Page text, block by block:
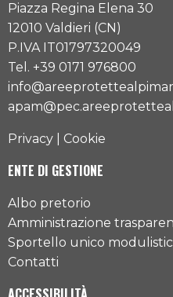
Piazza Regina Elena 30
12010 Valdieri (CN)
P.IVA IT01797320049
Tel. +39 0171 976800
Privacy Cookie
ENTE DI GESTIONE
Albo pretorio
Amministrazione
Sportello unico
Contatti